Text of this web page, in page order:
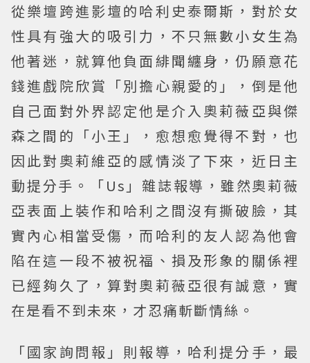
從樂壇跨進影壇的哈利史泰爾斯，對於女
性具有強大的吸引力，不只無數小女生為
他著迷，就算他負面緋聞纏身，仍願意花
錢進戲院欣賞「別擔心親愛的」，倒是他
自己面對外界認定他是介入奧莉薇亞與傑
森之間的「小王」，愈想愈覺得不對，也
因此對奧莉維亞的感情淡了下來，近日主
動提分手。「Us」雜誌報導，雖然奧莉薇
亞表面上裝作和哈利之間沒有撕破臉，其
實內心相當受傷，而哈利的友人認為他會
陷在這一段不被祝福、損及形象的關係裡
已經夠久了，算對奧莉薇亞很有誠意，實
在是看不到未來，才忍痛斬斷情絲。
「國家詢問報」則報導，哈利提分手，最